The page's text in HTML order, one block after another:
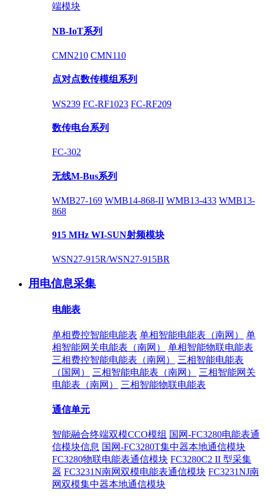
端模块
NB-IoT系列
CMN210 CMN110
点对点数传模组系列
WS239 FC-RF1023 FC-RF209
数传电台系列
FC-302
无线M-Bus系列
WMB27-169 WMB14-868-II WMB13-433 WMB13-
868
915 MHz WI-SUN射频模块
WSN27-915R/WSN27-915BR
用电信息采集
电能表
单相费控智能电能表 单相智能电能表（南网）
单
相智能网关电能表（南网）
单相智能物联电能表
三相费控智能电能表（南网）
三相智能电能表
（国网）
三相智能电能表（南网）
三相智能网关
电能表（南网）
三相智能物联电能表
通信单元
智能融合终端双模CCO模组 国网-FC3280电能表通
信模块信息 国网-FC3280T集中器本地通信模块
FC3280物联电能表通信模块 FC3280C2 II 型采集
器 FC3231N南网双模电能表通信模块 FC3231NJ南
网双模集中器本地通信模块